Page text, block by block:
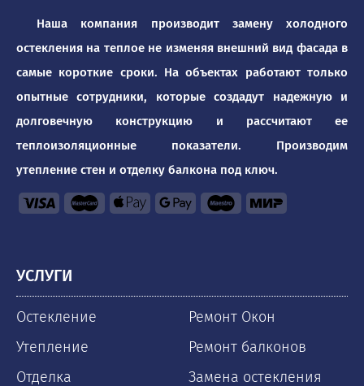
Наша компания производит замену холодного
остекления на теплое не изменяя внешний вид фасада в
самые короткие сроки. На объектах работают только
опытные сотрудники, которые создадут надежную и
долговечную конструкцию и рассчитают ее
теплоизоляционные показатели. Производим
утепление стен и отделку балкона под ключ.
УСЛУГИ
Остекление
Утепление
Отделка
Ремонт Окон
Ремонт балконов
Замена остекления